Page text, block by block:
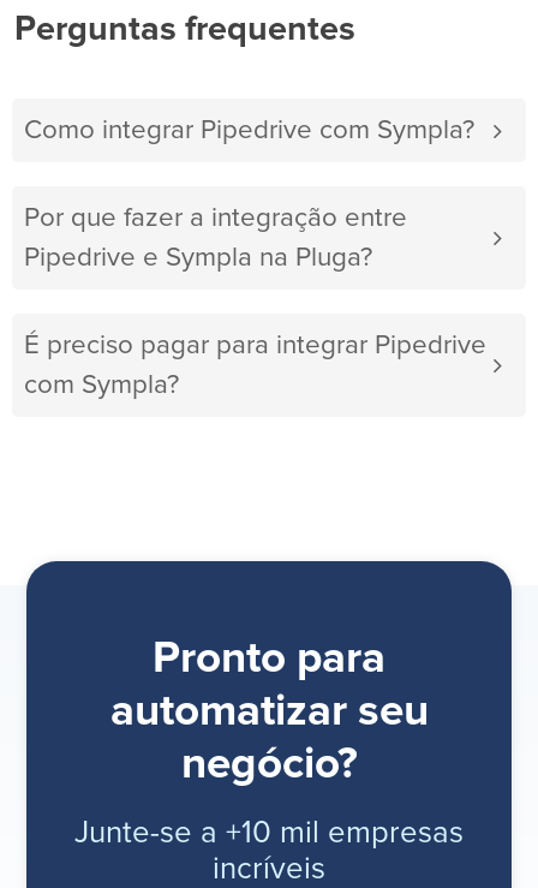
Perguntas frequentes
Como integrar Pipedrive com Sympla?
Por que fazer a integração entre
Pipedrive e Sympla na Pluga?
É preciso pagar para integrar Pipedrive
com Sympla?
Pronto para
automatizar seu
negócio?
Junte-se a +10 mil empresas
incríveis